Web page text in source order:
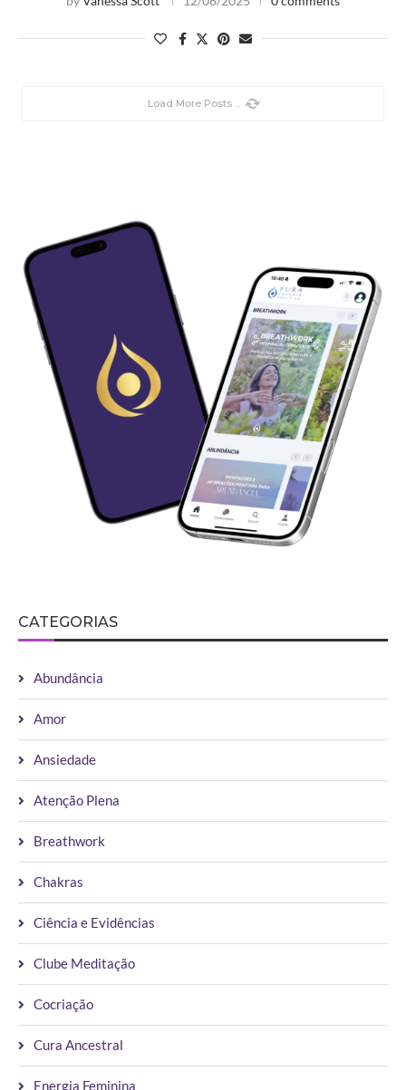
PORTAL 12:12
by Vanessa Scott 12/12/2024 0 comments
LIBERTE-SE DO PASSADO: PRÁTICAS DE
LIMPEZA ENERGÉTICA PARA ATRAIR O